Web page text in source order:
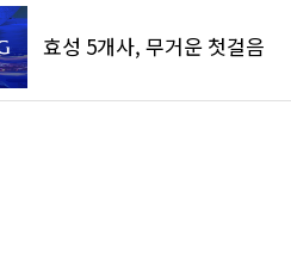
효성 5개사, 무거운 첫걸음